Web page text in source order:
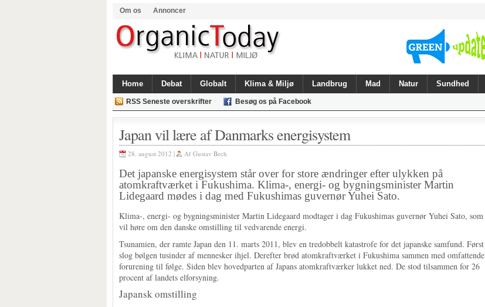
Om os Annoncer
Home Debat Globalt Klima & Miljø Landbrug Mad Natur Sundhed
RSS Seneste overskrifter Besøg os på Facebook
Japan vil lære af Danmarks energisystem
28. august 2012 | Af Gustav Bech
Det japanske energisystem står over for store ændringer efter ulykken på
atomkraftværket i Fukushima. Klima-, energi- og bygningsminister Martin
Lidegaard mødes i dag med Fukushimas guvernør Yuhei Sato.
Klima-, energi- og bygningsminister Martin Lidegaard modtager i dag Fukushimas guvernør Yuhei Sato, som
vil høre om den danske omstilling til vedvarende energi.
Tsunamien, der ramte Japan den 11. marts 2011, blev en tredobbelt katastrofe for det japanske samfund. Først
slog bølgen tusinder af mennesker ihjel. Derefter brød atomkraftværket i Fukushima sammen med omfattende
forurening til følge. Siden blev hovedparten af Japans atomkraftværker lukket ned. De stod tilsammen for 26
procent af landets elforsyning.
Japansk omstilling